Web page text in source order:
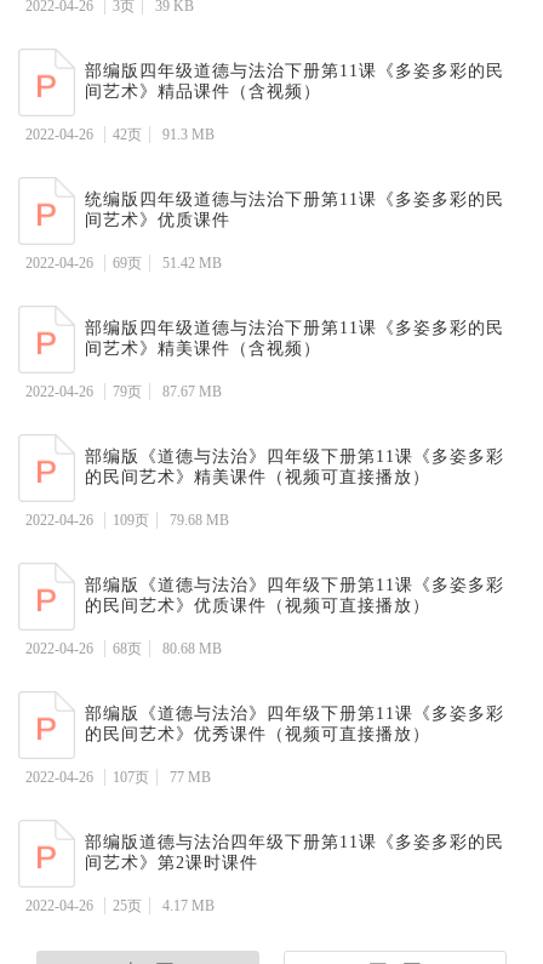
2022-04-26 3页 39 KB
部编版四年级道德与法治下册第11课《多姿多彩的民
间艺术》精品课件（含视频）
2022-04-26 42页 91.3 MB
统编版四年级道德与法治下册第11课《多姿多彩的民
间艺术》优质课件
2022-04-26 69页 51.42 MB
部编版四年级道德与法治下册第11课《多姿多彩的民
间艺术》精美课件（含视频）
2022-04-26 79页 87.67 MB
部编版《道德与法治》四年级下册第11课《多姿多彩
的民间艺术》精美课件（视频可直接播放）
2022-04-26 109页 79.68 MB
部编版《道德与法治》四年级下册第11课《多姿多彩
的民间艺术》优质课件（视频可直接播放）
2022-04-26 68页 80.68 MB
部编版《道德与法治》四年级下册第11课《多姿多彩
的民间艺术》优秀课件（视频可直接播放）
2022-04-26 107页 77 MB
部编版道德与法治四年级下册第11课《多姿多彩的民
间艺术》第2课时课件
2022-04-26 25页 4.17 MB